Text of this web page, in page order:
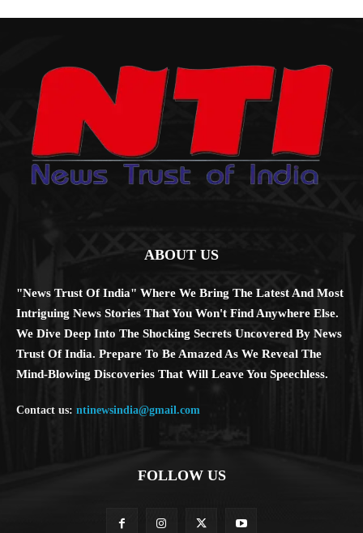
ABOUT US
"News Trust Of India" Where We Bring The Latest And Most
Intriguing News Stories That You Won't Find Anywhere Else.
We Dive Deep Into The Shocking Secrets Uncovered By News
Trust Of India. Prepare To Be Amazed As We Reveal The
Mind-Blowing Discoveries That Will Leave You Speechless.
Contact us: ntinewsindia@gmail.com
FOLLOW US